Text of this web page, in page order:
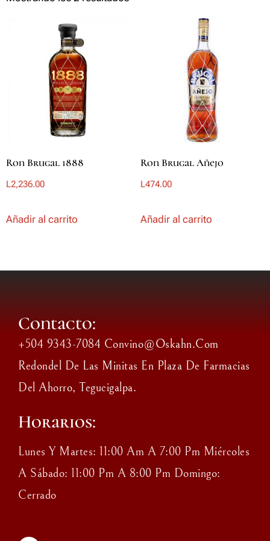
Ron Brugal 1888
L2,236.00
Añadir al carrito
Ron Brugal Añejo
L474.00
Añadir al carrito
Contacto:
+504 9343-7084 Convino@oskahn.com
Redondel De Las Minitas En Plaza De Farmacias
Del Ahorro, Tegucigalpa.
Horarios:
Lunes Y Martes: 11:00 Am A 7:00 Pm Miércoles
A Sábado: 11:00 Pm A 8:00 Pm Domingo:
Cerrado